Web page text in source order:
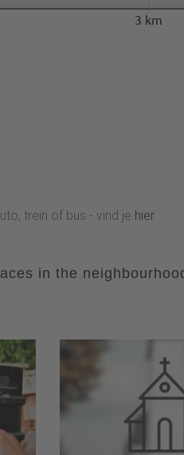
3 km
trein of bus - vind je hier.
in the